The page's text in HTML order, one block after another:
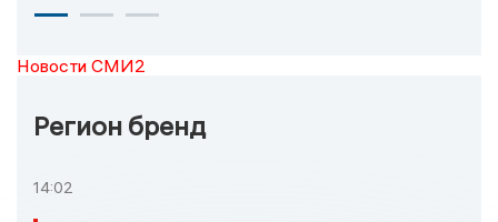
Новости СМИ2
Регион бренд
14:02